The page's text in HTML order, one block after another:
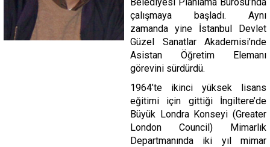
çalışmaya başladı. Aynı
zamanda yine İstanbul Devlet
Güzel Sanatlar Akademisi’nde
Asistan Öğretim Elemanı
görevini sürdürdü.
1964’te ikinci yüksek lisans
eğitimi için gittiği İngiltere’de
Büyük Londra Konseyi (Greater
London Council) Mimarlık
Departmanında iki yıl mimar